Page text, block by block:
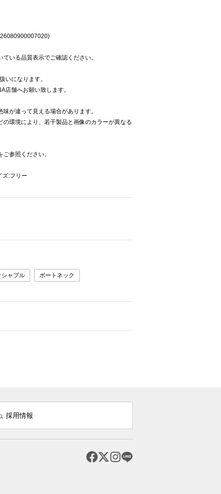
いる品質表示でご確認ください。
いになります。
店舗へお願い致します。
が違って見える場合があります。
の環境により、若干製品と画像のカラーが異なる
参照ください。
ズ:フリー
シャブル ボートネック
採用情報